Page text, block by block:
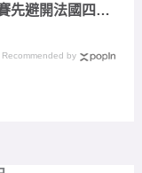
先避開法國四強
Recommended by